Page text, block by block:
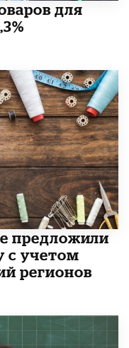
для
предложили
с учетом
регионов